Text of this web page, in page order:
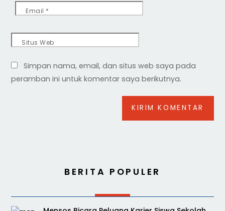
Email *
Situs Web
Simpan nama, email, dan situs web saya pada
peramban ini untuk komentar saya berikutnya.
BERITA POPULER